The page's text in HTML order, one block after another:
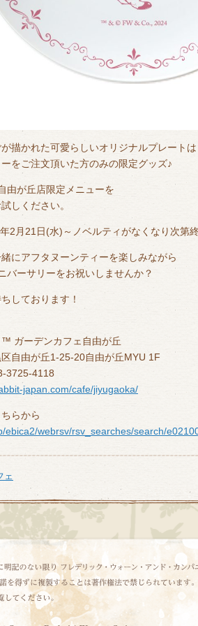
描かれた可愛らしいオリジナルプレートは
をご注文頂いた方のみの限定グッズ♪
由が丘店限定メニューを
しください。
2月21日(水)～ノベルティがなくなり次第
にアフタヌーンティーを楽しみながら
バーサリーをお祝いしませんか？
しております！
™ ガーデンカフェ自由が丘
自由が丘1-25-20自由が丘MYU 1F
3725-4118
japan.com/cafe/jiyugaoka/
らから
ebica2/webrsv/rsv_searches/search/
ェ